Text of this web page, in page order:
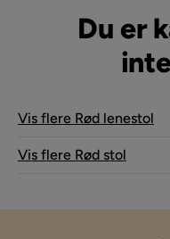
Du er
Vis flere Rød lenestol
Vis flere Rød stol